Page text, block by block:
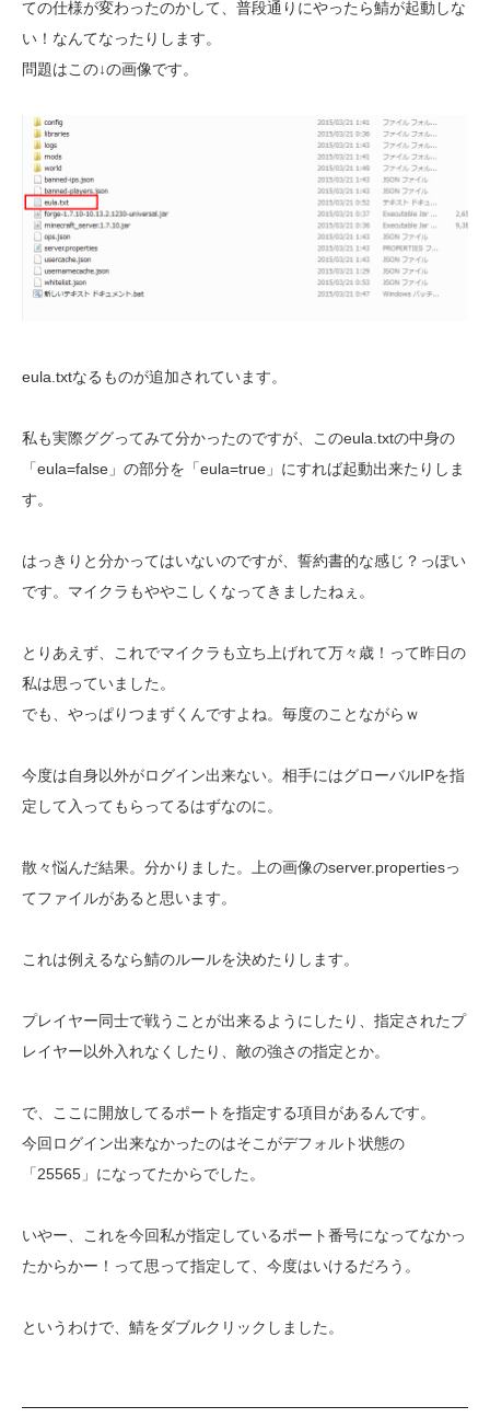
ての仕様が変わったのかして、普段通りにやったら鯖が起動しな
い！なんてなったりします。
問題はこの↓の画像です。
eula.txtなるものが追加されています。
私も実際ググってみて分かったのですが、このeula.txtの中身の
「eula=false」の部分を「eula=true」にすれば起動出来たりしま
す。
はっきりと分かってはいないのですが、誓約書的な感じ？っぽい
です。マイクラもややこしくなってきましたねぇ。
とりあえず、これでマイクラも立ち上げれて万々歳！って昨日の
私は思っていました。
でも、やっぱりつまずくんですよね。毎度のことながらｗ
今度は自身以外がログイン出来ない。相手にはグローバルIPを指
定して入ってもらってるはずなのに。
散々悩んだ結果。分かりました。上の画像のserver.propertiesっ
てファイルがあると思います。
これは例えるなら鯖のルールを決めたりします。
プレイヤー同士で戦うことが出来るようにしたり、指定されたプ
レイヤー以外入れなくしたり、敵の強さの指定とか。
で、ここに開放してるポートを指定する項目があるんです。
今回ログイン出来なかったのはそこがデフォルト状態の
「25565」になってたからでした。
いやー、これを今回私が指定しているポート番号になってなかっ
たからかー！って思って指定して、今度はいけるだろう。
というわけで、鯖をダブルクリックしました。